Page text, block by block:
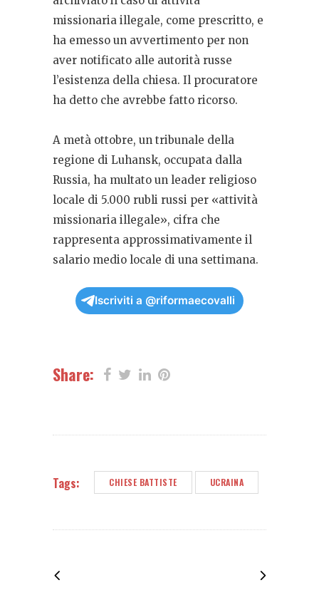
missionaria illegale, come prescritto, e
ha emesso un avvertimento per non
aver notificato alle autorità russe
l’esistenza della chiesa. Il procuratore
ha detto che avrebbe fatto ricorso.
A metà ottobre, un tribunale della
regione di Luhansk, occupata dalla
Russia, ha multato un leader religioso
locale di 5.000 rubli russi per «attività
missionaria illegale», cifra che
rappresenta approssimativamente il
salario medio locale di una settimana.
Iscriviti a @riformaecovalli
Share:
Tags: CHIESE BATTISTE UCRAINA